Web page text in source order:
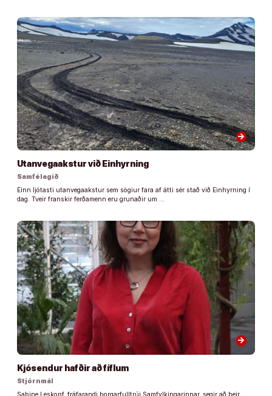
arrow_forward
Utanvegaakstur við Einhyrning
Samfélagið
Einn ljótasti utanvegaakstur sem sögiur fara af átti sér stað við Einhyrning í
dag. Tveir franskir ferðamenn eru grunaðir um …
arrow_forward
Kjósendur hafðir að fíflum
Stjórnmál
Sabine Leskopf, fráfarandi borgarfulltrúi Samfylkingarinnar, segir að þeir